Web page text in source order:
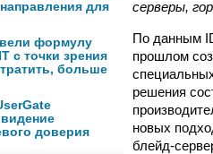
для
формулу
с точки зрения
больше
доверия
серверы,
По данным
прошлом
решения
новых
блейд-